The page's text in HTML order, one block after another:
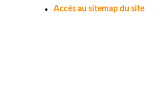
Accès au sitemap du site